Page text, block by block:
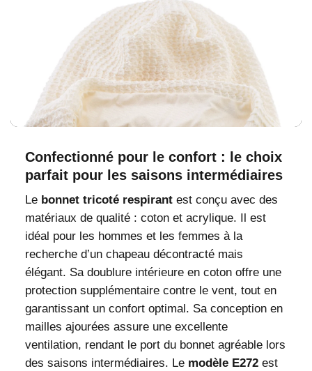
Confectionné pour le confort : le choix
parfait pour les saisons intermédiaires
Le bonnet tricoté respirantest conçu avec des
matériaux de qualité : coton et acrylique. Il est
idéal pour les hommes et les femmes à la
recherche d’un chapeau décontracté mais
élégant. Sa doublure intérieure en coton offre une
protection supplémentaire contre le vent, tout en
garantissant un confort optimal. Sa conception en
mailles ajourées assure une excellente
ventilation, rendant le port du bonnet agréable lors
des saisons intermédiaires. Le modèle E272est